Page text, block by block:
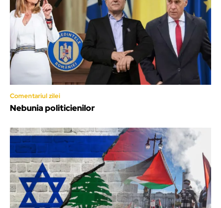
Comentariul zilei
Nebunia politicienilor